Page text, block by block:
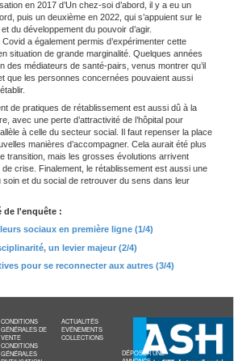
habiter dans un logement lambda, mais
ensemble. Dans les premiers
mal passée. Mais, à chaque perte de
envies et l’aider à mieux s’adapter aux
ville. Ce qui a finalement marché : nous
en centre-ville que nous avons
faire de la musique, dans lequel cette
comme le Working First s’appuient
quoi s’agit-il ?
résumée à travers le sigle Esper, pour «
et responsabilité personnelle ». À
des outils concrets pour accompagner les
rétablissement, avec à chaque fois l’idée
en plus du Housing First ou du
qui permettent aux personnes ayant déjà
est que ces publics deviennent acteurs,
perdre pied avec la réalité. Il y a aussi
pensés pour partir des envies profondes